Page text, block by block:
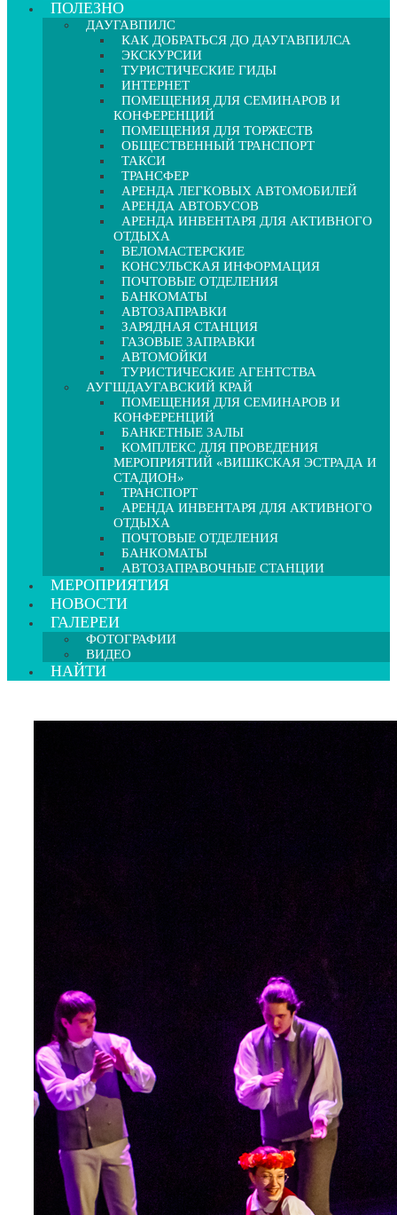
ПОЛЕЗНО
ДАУГАВПИЛС
КАК ДОБРАТЬСЯ ДО ДАУГАВПИЛСА
ЭКСКУРСИИ
ТУРИСТИЧЕСКИЕ ГИДЫ
ИНТЕРНЕТ
ПОМЕЩЕНИЯ ДЛЯ СЕМИНАРОВ И
КОНФЕРЕНЦИЙ
ПОМЕЩЕНИЯ ДЛЯ ТОРЖЕСТВ
ОБЩЕСТВЕННЫЙ ТРАНСПОРТ
ТАКСИ
ТРАНСФЕР
АРЕНДА ЛЕГКОВЫХ АВТОМОБИЛЕЙ
АРЕНДА АВТОБУСОВ
АРЕНДА ИНВЕНТАРЯ ДЛЯ АКТИВНОГО
ОТДЫХА
ВЕЛОМАСТЕРСКИЕ
КОНСУЛЬСКАЯ ИНФОРМАЦИЯ
ПОЧТОВЫЕ ОТДЕЛЕНИЯ
БАНКОМАТЫ
АВТОЗАПРАВКИ
ЗАРЯДНАЯ СТАНЦИЯ
ГАЗОВЫЕ ЗАПРАВКИ
АВТОМОЙКИ
ТУРИСТИЧЕСКИЕ АГЕНТСТВА
АУГШДАУГАВСКИЙ КРАЙ
ПОМЕЩЕНИЯ ДЛЯ СЕМИНАРОВ И
КОНФЕРЕНЦИЙ
БАНКЕТНЫЕ ЗАЛЫ
КОМПЛЕКС ДЛЯ ПРОВЕДЕНИЯ
МЕРОПРИЯТИЙ «ВИШКСКАЯ ЭСТРАДА И
СТАДИОН»
ТРАНСПОРТ
АРЕНДА ИНВЕНТАРЯ ДЛЯ АКТИВНОГО
ОТДЫХА
ПОЧТОВЫЕ ОТДЕЛЕНИЯ
БАНКОМАТЫ
АВТОЗАПРАВОЧНЫЕ СТАНЦИИ
МЕРОПРИЯТИЯ
НОВОСТИ
ГАЛЕРЕИ
ФОТОГРАФИИ
ВИДЕО
НАЙТИ